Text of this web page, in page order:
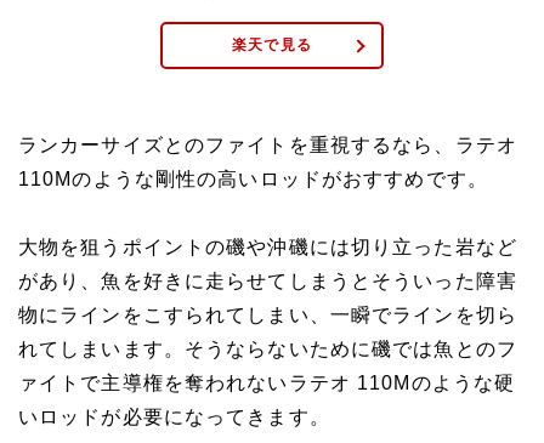
楽天で見る
ランカーサイズとのファイトを重視するなら、ラテオ
110Mのような剛性の高いロッドがおすすめです。
大物を狙うポイントの磯や沖磯には切り立った岩など
があり、魚を好きに走らせてしまうとそういった障害
物にラインをこすられてしまい、一瞬でラインを切ら
れてしまいます。そうならないために磯では魚とのフ
ァイトで主導権を奪われないラテオ 110Mのような硬
いロッドが必要になってきます。